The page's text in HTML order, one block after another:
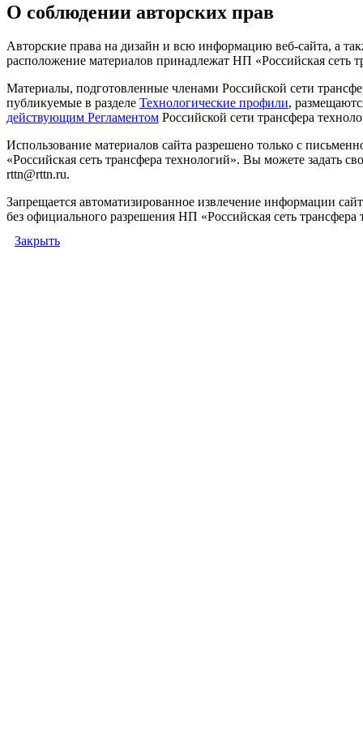
О соблюдении авторских прав
Авторские права на дизайн и всю информацию веб-сайта, а
расположение материалов принадлежат НП «Российская сеть
Материалы, подготовленные членами Российской сети
публикуемые в разделе Технологические профили,
действующим Регламентом Российской сети трансфера
Использование материалов сайта разрешено только с
«Российская сеть трансфера технологий». Вы можете задать
rttn@rttn.ru.
Запрещается автоматизированное извлечение информации
без официального разрешения НП «Российская сеть трансфера
Закрыть